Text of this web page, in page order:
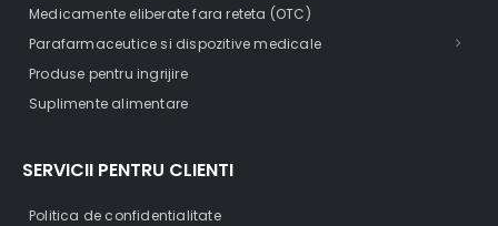
Medicamente eliberate fara reteta (OTC)
Parafarmaceutice si dispozitive medicale
Produse pentru ingrijire
Suplimente alimentare
SERVICII PENTRU CLIENTI
Politica de confidentialitate